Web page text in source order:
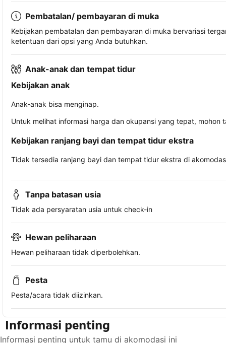
Pembatalan/ pembayaran di muka
Kebijakan pembatalan dan pembayaran di muka bervariasi
ketentuan dari opsi yang Anda butuhkan.
Anak-anak dan tempat tidur
Kebijakan anak
Anak-anak bisa menginap.
Untuk melihat informasi harga dan okupansi yang tepat,
Kebijakan ranjang bayi dan tempat tidur ekstra
Tidak tersedia ranjang bayi dan tempat tidur ekstra di
Tanpa batasan usia
Tidak ada persyaratan usia untuk check-in
Hewan peliharaan
Hewan peliharaan tidak diperbolehkan.
Pesta
Pesta/acara tidak diizinkan.
Informasi penting
Informasi penting untuk tamu di akomodasi ini